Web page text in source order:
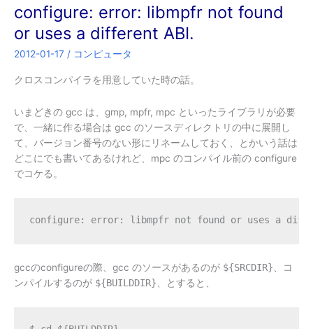
configure: error: libmpfr not found
or uses a different ABI.
2012-01-17 / コンピュータ
クロスコンパイラを用意していた時の話。
いまどきの gcc は、gmp, mpfr, mpc といったライブラリが必要
で、一緒に作る場合は gcc のソースディレクトリの中に展開し
て、バージョン番号のない形にリネームしておく、とかいう話は
どこにでも書いてあるけれど、mpc のコンパイル前の configure
でコケる。
configure: error: libmpfr not found or uses a
gccのconfigureの際、gcc のソースがあるのが ${SRCDIR} 、コ
ンパイルするのが ${BUILDDIR} 、とすると、